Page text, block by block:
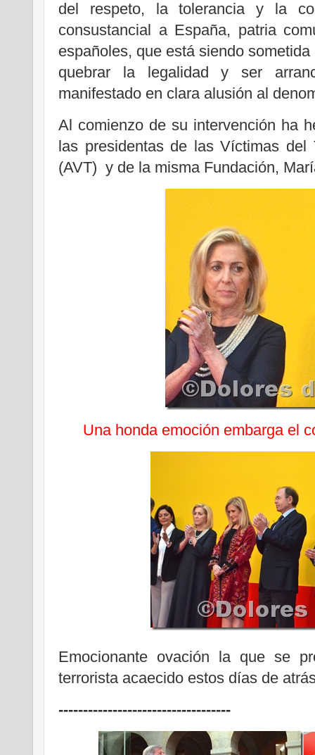
del respeto, la tolerancia y la
consustancial a España, patria
españoles, que está siendo
quebrar la legalidad y ser
manifestado en clara alusión al
Al comienzo de su intervención ha
las presidentas de las Víctimas del
(AVT) y de la misma Fundación,
Una honda emoción embarga el
Emocionante ovación la que se
terrorista acaecido estos días de
-----------------------------------